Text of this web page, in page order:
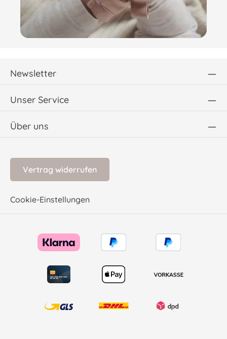
Newsletter
Unser Service
Über uns
Vertrag widerrufen
Cookie-Einstellungen